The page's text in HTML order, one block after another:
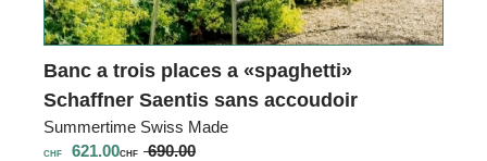
Banc a trois places a «spaghetti»
Schaffner Saentis sans accoudoir
Summertime Swiss Made
CHF 621.00CHF 690.00